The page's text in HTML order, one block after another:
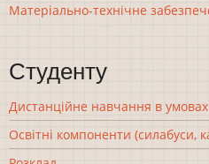
Матеріально-технічне
Студенту
Дистанційне навчання в
Освітні компоненти (силабуси,